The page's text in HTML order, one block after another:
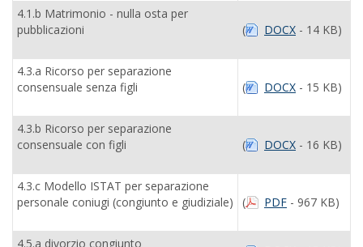
4.1.b Matrimonio - nulla osta per
pubblicazioni
( DOCX - 14 KB)
4.3.a Ricorso per separazione
consensuale senza figli
( DOCX - 15 KB)
4.3.b Ricorso per separazione
consensuale con figli
( DOCX - 16 KB)
4.3.c Modello ISTAT per separazione
personale coniugi (congiunto e giudiziale)
( PDF - 967 KB)
4.5.a divorzio congiunto